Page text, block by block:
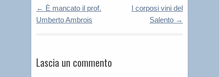
← È mancato il prof.
Umberto Ambrois
I corposi vini del
Salento →
Lascia un commento